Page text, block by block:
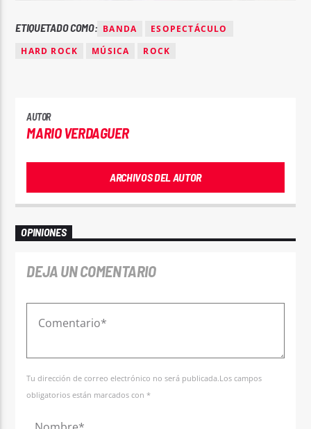
ETIQUETADO COMO: BANDA
ESOPECTÁCULO
HARD ROCK
MÚSICA ROCK
AUTOR
MARIO VERDAGUER
ARCHIVOS DEL AUTOR
OPINIONES
DEJA UN COMENTARIO
Tu dirección de correo electrónico no será publicada.Los campos
obligatorios están marcados con *